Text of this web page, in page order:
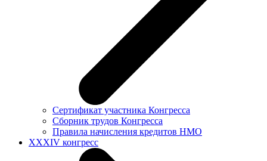
Сертификат участника Конгресса
Сборник трудов Конгресса
Правила начисления кредитов НМО
XXXIV конгресс